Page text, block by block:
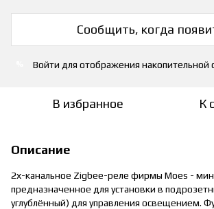
Сообщить, когда
Войти для отображения накопительной
В избранное К
Описание
2х-канальное Zigbee-реле фирмы Moes -
предназначенное для установки в
углублённый) для управления освещением.